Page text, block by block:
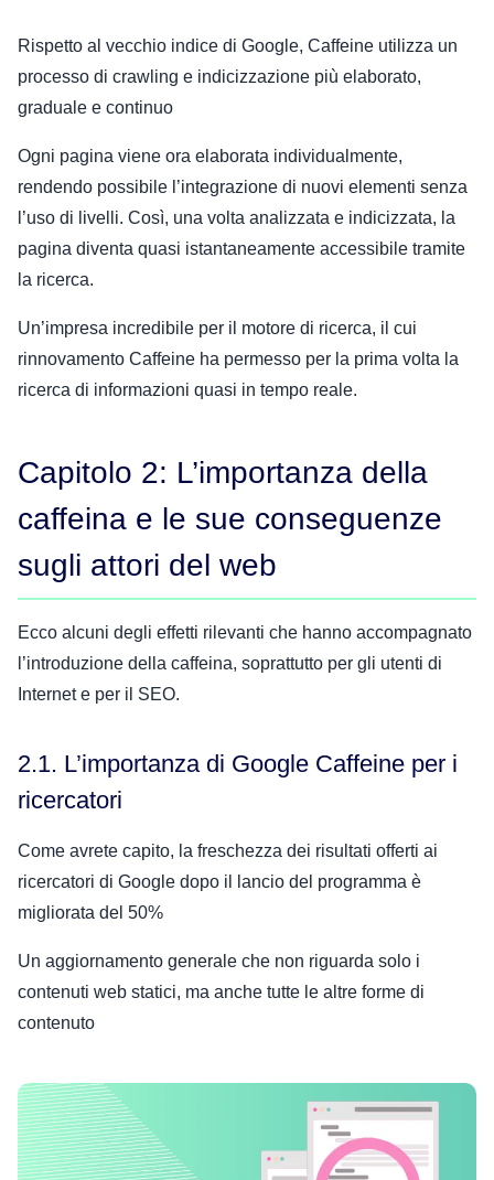
Rispetto al vecchio indice di Google, Caffeine utilizza un
processo di crawling e indicizzazione più elaborato,
graduale e continuo
Ogni pagina viene ora elaborata individualmente,
rendendo possibile l’integrazione di nuovi elementi senza
l’uso di livelli. Così, una volta analizzata e indicizzata, la
pagina diventa quasi istantaneamente accessibile tramite
la ricerca.
Un’impresa incredibile per il motore di ricerca, il cui
rinnovamento Caffeine ha permesso per la prima volta la
ricerca di informazioni quasi in tempo reale.
Capitolo 2: L’importanza della
caffeina e le sue conseguenze
sugli attori del web
Ecco alcuni degli effetti rilevanti che hanno accompagnato
l’introduzione della caffeina, soprattutto per gli utenti di
Internet e per il SEO.
2.1. L’importanza di Google Caffeine per i
ricercatori
Come avrete capito, la freschezza dei risultati offerti ai
ricercatori di Google dopo il lancio del programma è
migliorata del 50%
Un aggiornamento generale che non riguarda solo i
contenuti web statici, ma anche tutte le altre forme di
contenuto